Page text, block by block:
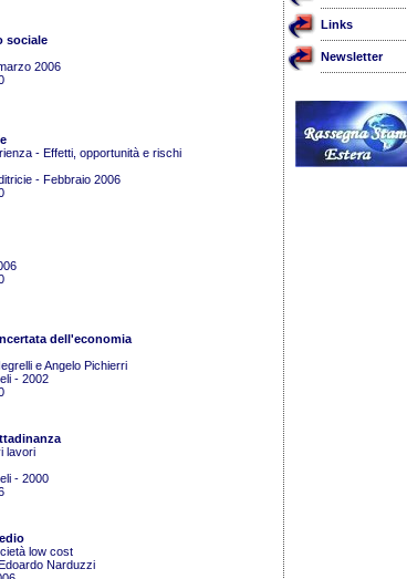
sociale
2006
- Effetti, opportunità e rischi
- Febbraio 2006
dell'economia
e Angelo Pichierri
- 2002
lavori
- 2000
low cost
Narduzzi
Links
Newsletter